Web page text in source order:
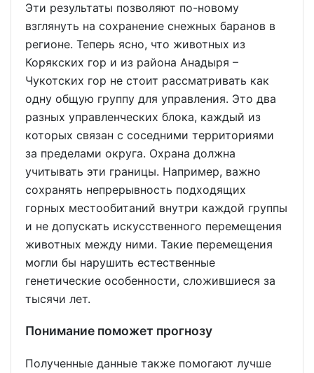
Эти результаты позволяют по-новому
взглянуть на сохранение снежных баранов в
регионе. Теперь ясно, что животных из
Корякских гор и из района Анадыря –
Чукотских гор не стоит рассматривать как
одну общую группу для управления. Это два
разных управленческих блока, каждый из
которых связан с соседними территориями
за пределами округа. Охрана должна
учитывать эти границы. Например, важно
сохранять непрерывность подходящих
горных местообитаний внутри каждой группы
и не допускать искусственного перемещения
животных между ними. Такие перемещения
могли бы нарушить естественные
генетические особенности, сложившиеся за
тысячи лет.
Понимание поможет прогнозу
Полученные данные также помогают лучше